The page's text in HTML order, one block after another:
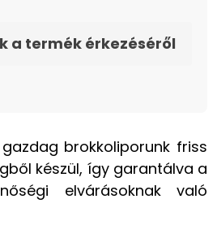
a termék érkezéséről
brokkoliporunk friss
készül, így garantálva a
elvárásoknak való